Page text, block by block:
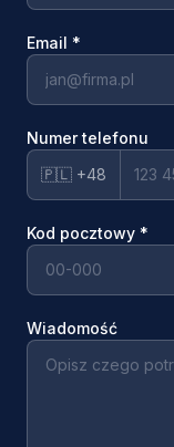
Email *
Numer telefonu
🇵🇱 +48
Kod pocztowy *
Wiadomość